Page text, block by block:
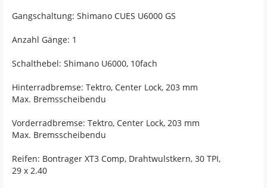
Gangschaltung: Shimano CUES U6000 GS
Anzahl Gänge: 1
Schalthebel: Shimano U6000, 10fach
Hinterradbremse: Tektro, Center Lock, 203 mm
Max. Bremsscheibendu
Vorderradbremse: Tektro, Center Lock, 203 mm
Max. Bremsscheibendu
Reifen: Bontrager XT3 Comp, Drahtwulstkern, 30 TPI,
29 x 2.40